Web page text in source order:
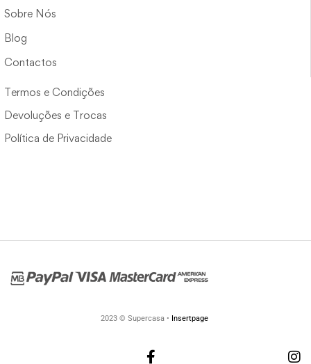
Sobre Nós
Blog
Contactos
Termos e Condições
Devoluções e Trocas
Política de Privacidade
2023 © Supercasa • Insertpage